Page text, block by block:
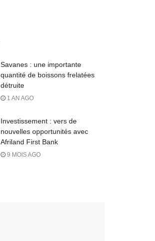
Savanes : une importante
quantité de boissons frelatées
détruite
1 AN AGO
Investissement : vers de
nouvelles opportunités avec
Afriland First Bank
9 MOIS AGO